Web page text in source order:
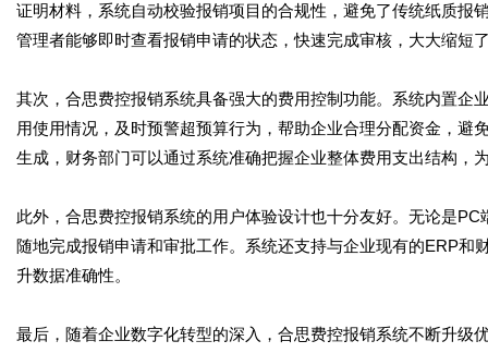
证明材料，系统自动校验报销项目的合规性，避免了传统纸质报
管理者能够即时查看报销申请的状态，快速完成审核，大大缩短
其次，合思费控报销系统具备强大的费用控制功能。系统内置企
用使用情况，及时预警超预算行为，帮助企业合理分配资金，
生成，财务部门可以通过系统准确把握企业整体费用支出结构，
此外，合思费控报销系统的用户体验设计也十分友好。无论是
随地完成报销申请和审批工作。系统还支持与企业现有的ERP
升数据准确性。
最后，随着企业数字化转型的深入，合思费控报销系统不断升级